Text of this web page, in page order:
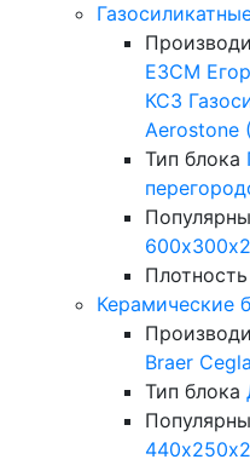
ЕЗСМ
КСЗ
Aerostone
Тип блока
Плотность
Керамические
Braer
Тип блока